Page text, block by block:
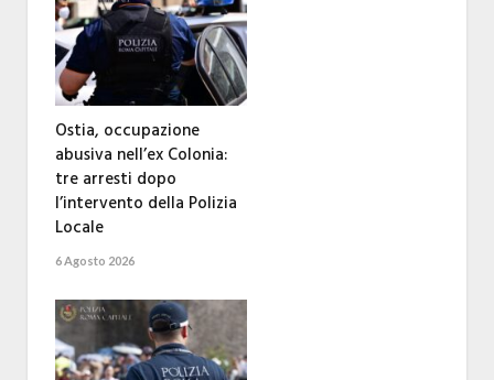
Ostia, occupazione
abusiva nell’ex Colonia:
tre arresti dopo
l’intervento della Polizia
Locale
6 Agosto 2026